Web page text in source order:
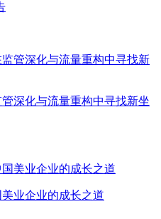
深化与流量重构中寻找新坐
业企业的成长之道